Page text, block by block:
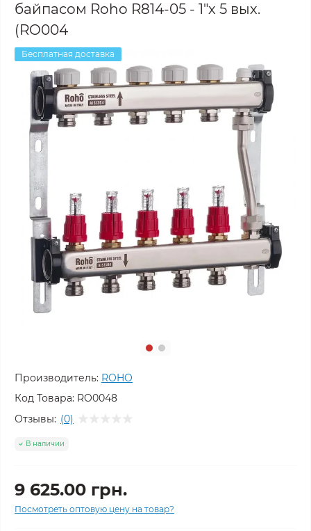
байпасом Roho R814-05 - 1"х 5 вых.
(RO004
Бесплатная доставка
Производитель: ROHO
Код Товара: RO0048
Отзывы: (0)
В наличии
9 625.00 грн.
Посмотреть оптовую цену на товар?